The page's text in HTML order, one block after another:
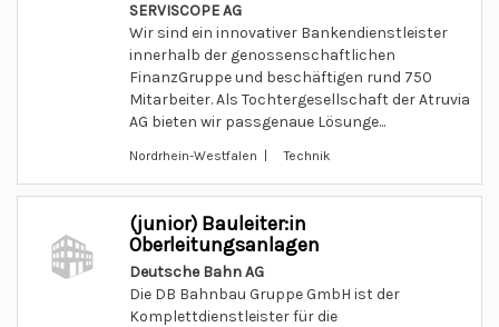
SERVISCOPE AG
Wir sind ein innovativer Bankendienstleister
innerhalb der genossenschaftlichen
FinanzGruppe und beschäftigen rund 750
Mitarbeiter. Als Tochtergesellschaft der Atruvia
AG bieten wir passgenaue Lösunge...
Nordrhein-Westfalen | Technik
(junior) Bauleiter:in
Oberleitungsanlagen
Deutsche Bahn AG
Die DB Bahnbau Gruppe GmbH ist der
Komplettdienstleister für die